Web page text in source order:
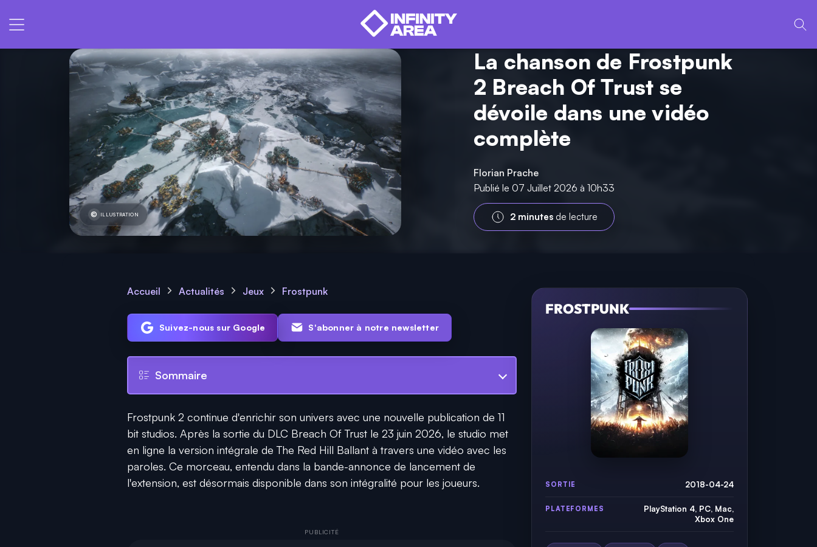
ILLUSTRATION
La chanson de Frostpunk
2 Breach Of Trust se
dévoile dans une vidéo
complète
Florian Prache
Publié le 07 Juillet 2026 à 10h33
2 minutes de lecture
Accueil Actualités Jeux Frostpunk
Suivez-nous sur Google S'abonner à notre newsletter
Sommaire
Frostpunk 2 continue d'enrichir son univers avec une nouvelle publication de 11
bit studios. Après la sortie du DLC Breach Of Trust le 23 juin 2026, le studio met
en ligne la version intégrale de The Red Hill Ballant à travers une vidéo avec les
paroles. Ce morceau, entendu dans la bande-annonce de lancement de
l'extension, est désormais disponible dans son intégralité pour les joueurs.
FROSTPUNK
SORTIE 2018-04-24
PLATEFORMES
PlayStation 4, PC, Mac,
Xbox One